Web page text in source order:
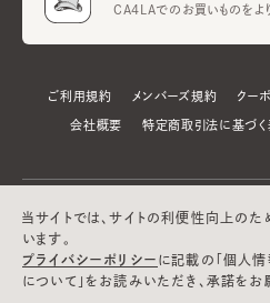
CA4LAでのお買いものをよ
ご利用規約 メンバーズ規約 クー
会社概要 特定商取引法に基づく
当サイトでは、サイトの利便性向上の
います。
プライバシーポリシー に記載の「個人情
について」をお読みいただき、承諾をお